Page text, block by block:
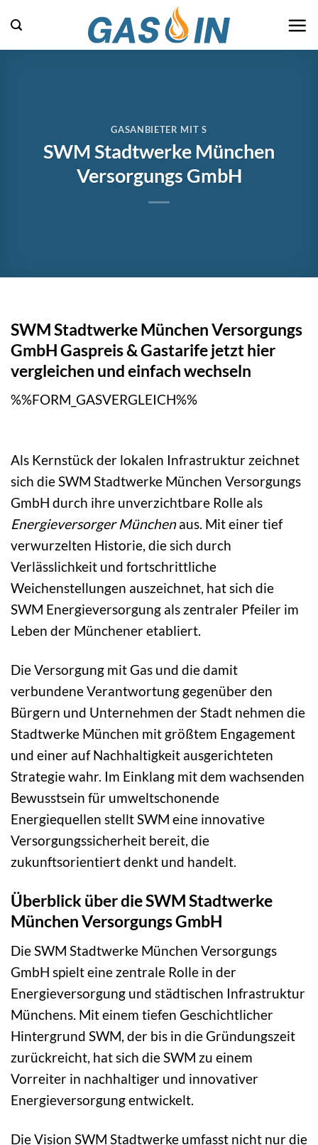
Inhalt
springen
GASANBIETER MIT S
SWM Stadtwerke München
Versorgungs GmbH
SWM Stadtwerke München Versorgungs
GmbH Gaspreis & Gastarife jetzt hier
vergleichen und einfach wechseln
%%FORM_GASVERGLEICH%%
Als Kernstück der lokalen Infrastruktur zeichnet
sich die SWM Stadtwerke München Versorgungs
GmbH durch ihre unverzichtbare Rolle als
Energieversorger Münchenaus. Mit einer tief
verwurzelten Historie, die sich durch
Verlässlichkeit und fortschrittliche
Weichenstellungen auszeichnet, hat sich die
SWM Energieversorgung als zentraler Pfeiler im
Leben der Münchener etabliert.
Die Versorgung mit Gas und die damit
verbundene Verantwortung gegenüber den
Bürgern und Unternehmen der Stadt nehmen die
Stadtwerke München mit größtem Engagement
und einer auf Nachhaltigkeit ausgerichteten
Strategie wahr. Im Einklang mit dem wachsenden
Bewusstsein für umweltschonende
Energiequellen stellt SWM eine innovative
Versorgungssicherheit bereit, die
zukunftsorientiert denkt und handelt.
Überblick über die SWM Stadtwerke
München Versorgungs GmbH
Die SWM Stadtwerke München Versorgungs
GmbH spielt eine zentrale Rolle in der
Energieversorgung und städtischen Infrastruktur
Münchens. Mit einem tiefen Geschichtlicher
Hintergrund SWM, der bis in die Gründungszeit
zurückreicht, hat sich die SWM zu einem
Vorreiter in nachhaltiger und innovativer
Energieversorgung entwickelt.
Die Vision SWM Stadtwerke umfasst nicht nur die